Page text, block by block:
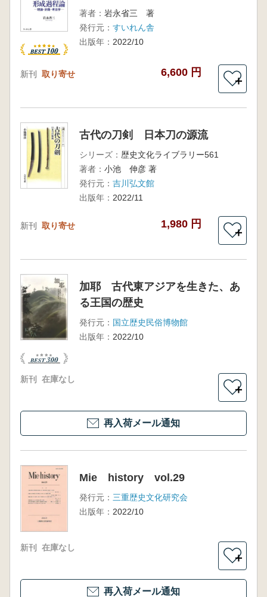
著者： 岩永省三 著
発行元： すいれん舎
出版年： 2022/10
新刊 取り寄せ 6,600 円
＋
古代の刀剣 日本刀の源流
シリーズ： 歴史文化ライブラリー561
著者： 小池 伸彦 著
発行元： 吉川弘文館
出版年： 2022/11
新刊 取り寄せ 1,980 円
＋
加耶 古代東アジアを生きた、あ
る王国の歴史
発行元： 国立歴史民俗博物館
出版年： 2022/10
新刊 在庫なし
＋
再入荷メール通知
Mie history vol.29
発行元： 三重歴史文化研究会
出版年： 2022/10
新刊 在庫なし
＋
再入荷メール通知